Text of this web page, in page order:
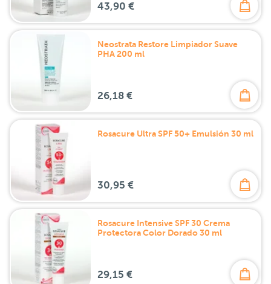
43,90 €
Neostrata Restore Limpiador Suave
PHA 200 ml
26,18 €
Rosacure Ultra SPF 50+ Emulsión 30 ml
30,95 €
Rosacure Intensive SPF 30 Crema
Protectora Color Dorado 30 ml
29,15 €